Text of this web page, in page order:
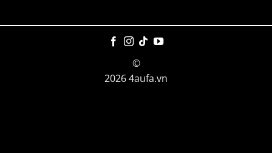
©
2026 4aufa.vn